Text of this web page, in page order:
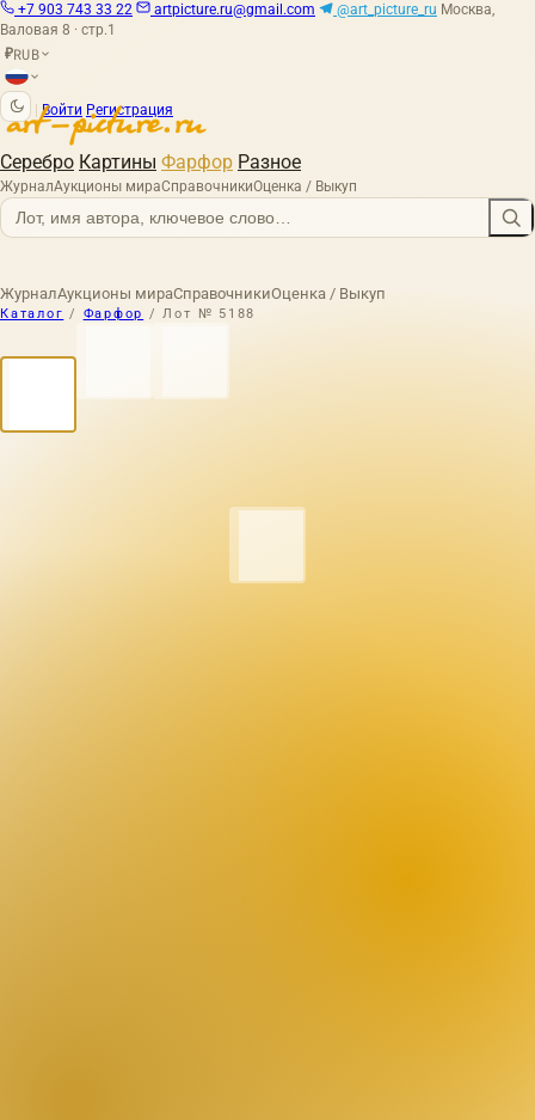
+7 903 743 33 22 artpicture.ru@gmail.com @art_picture_ru Москва,
Валовая 8 · стр.1
₽RUB
Войти Регистрация
Серебро Картины Фарфор Разное
ЖурналАукционы мираСправочникиОценка / Выкуп
ЖурналАукционы мираСправочникиОценка / Выкуп
Каталог / Фарфор / Лот № 5188